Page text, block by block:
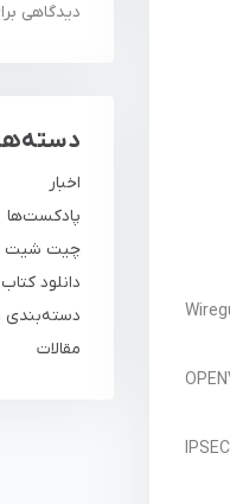
دیدگاهی
اخبار
پادکست‌ها
چیت شیت
دانلود کتاب
دسته‌بندی
مقالات